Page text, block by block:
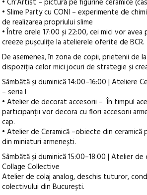
• Slime Party cu CONI – experimente de
de realizarea propriului slime
• Între orele 17:00 și 22:00, cei mici vor
creeze pușculițe la atelierele oferite de BCR.
De asemenea, în zona de copii, prietenii de
dispoziția celor mici jocuri de strategie și
Sâmbătă și duminică 14:00–16:00 | Ateliere
– seria I
• Atelier de decorat accesorii – În timpul
participanții vor decora cu flori accesorii
cap.
• Atelier de Ceramică –obiecte din
din miniaturi armenești.
Sâmbătă și duminică 15:00–18:00 | Atelier
Collage Collective
Atelier de colaj analog, deschis tuturor,
colectivului din București.